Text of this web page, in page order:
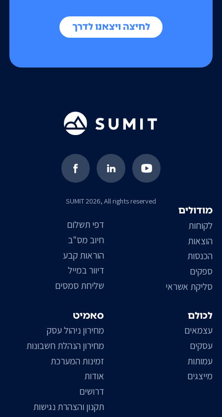
לחיצה ויצאנו לדרך
SUMIT 2026, All rights reserved
סאמיט
מחירון ניהול עסק
מחירון הנהלת חשבונות
זמינות המערכת
אודות
דרושים
תקנון והצהרת נגישות
דפי תשלום
חיוב מס"ב
הוראות קבע
דיוור במייל
שליחת סמסים
מודולים
לקוחות
הוצאות
הכנסות
ספקים
סליקת אשראי
לכולם
עצמאים
עסקים
עמותות
מייצגים